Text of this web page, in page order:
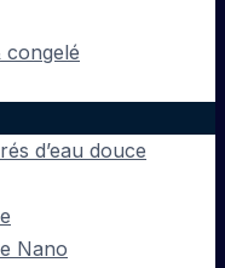
d’eau douce
Nano